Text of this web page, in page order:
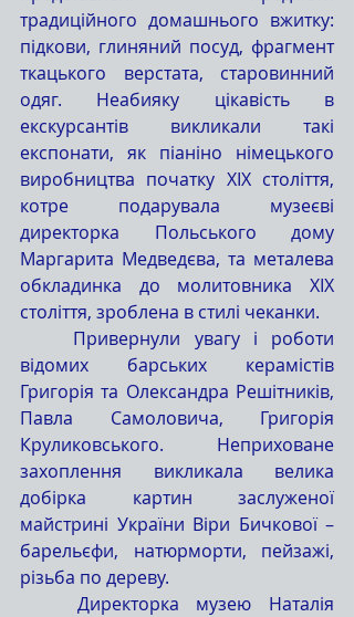
традиційного домашнього вжитку:
підкови, глиняний посуд, фрагмент
ткацького верстата, старовинний
одяг. Неабияку цікавість в
екскурсантів викликали такі
експонати, як піаніно німецького
виробництва початку ХІХ століття,
котре подарувала музеєві
директорка Польського дому
Маргарита Медведєва, та металева
обкладинка до молитовника ХІХ
століття, зроблена в стилі чеканки.
Привернули увагу і роботи
відомих барських керамістів
Григорія та Олександра Решітників,
Павла Самоловича, Григорія
Круликовського. Неприховане
захоплення викликала велика
добірка картин заслуженої
майстрині України Віри Бичкової –
барельєфи, натюрморти, пейзажі,
різьба по дереву.
Директорка музею Наталія